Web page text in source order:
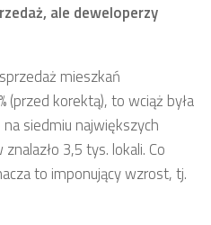
ale deweloperzy
mieszkań
(przed korektą), to wciąż była
siedmiu największych
3,5 tys. lokali. Co
to imponujący wzrost, tj.